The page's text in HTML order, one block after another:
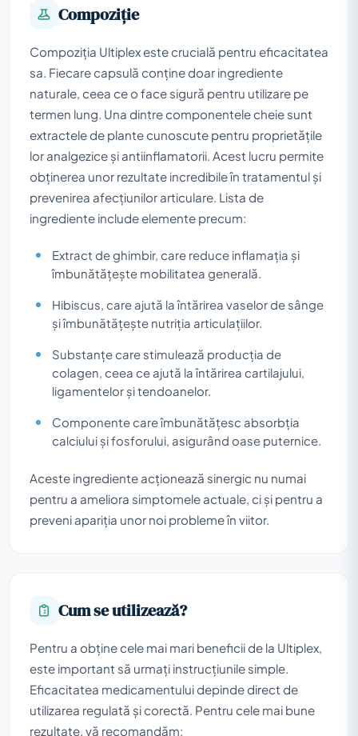
Compoziţie
Compoziția Ultiplex este crucială pentru eficacitatea
sa. Fiecare capsulă conține doar ingrediente
naturale, ceea ce o face sigură pentru utilizare pe
termen lung. Una dintre componentele cheie sunt
extractele de plante cunoscute pentru proprietățile
lor analgezice și antiinflamatorii. Acest lucru permite
obținerea unor rezultate incredibile în tratamentul și
prevenirea afecțiunilor articulare. Lista de
ingrediente include elemente precum:
Extract de ghimbir, care reduce inflamația și
îmbunătățește mobilitatea generală.
Hibiscus, care ajută la întărirea vaselor de sânge
și îmbunătățește nutriția articulațiilor.
Substanțe care stimulează producția de
colagen, ceea ce ajută la întărirea cartilajului,
ligamentelor și tendoanelor.
Componente care îmbunătățesc absorbția
calciului și fosforului, asigurând oase puternice.
Aceste ingrediente acționează sinergic nu numai
pentru a ameliora simptomele actuale, ci și pentru a
preveni apariția unor noi probleme în viitor.
Cum se utilizează?
Pentru a obține cele mai mari beneficii de la Ultiplex,
este important să urmați instrucțiunile simple.
Eficacitatea medicamentului depinde direct de
utilizarea regulată și corectă. Pentru cele mai bune
rezultate, vă recomandăm: